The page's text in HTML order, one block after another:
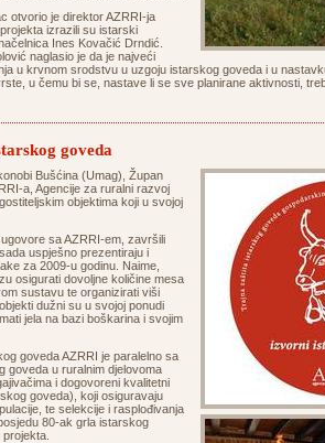
otvorio je direktor AZRRI-ja
izrazili su istarski
Ines Kovačić Drndić.
naglasio je da je najveći
u krvnom srodstvu u uzgoju istarskog goveda i u
u čemu bi se, nastave li se sve planirane aktivnosti,
goveda
Bušćina (Umag), Župan
a, Agencije za ruralni razvoj
objektima koji u svojoj
sa AZRRI-em, završili
uspješno prezentiraju i
za 2009-u godinu. Naime,
osigurati dovoljne količine mesa
sustavu te organizirati viši
dužni su u svojoj ponudi
jela na bazi boškarina i svojim
goveda AZRRI je paralelno sa
goveda u ruralnim djelovoma
i dogovoreni kvalitetni
goveda), koji osiguravaju
te selekcije i rasplođivanja
80-ak grla istarskog
projekta.